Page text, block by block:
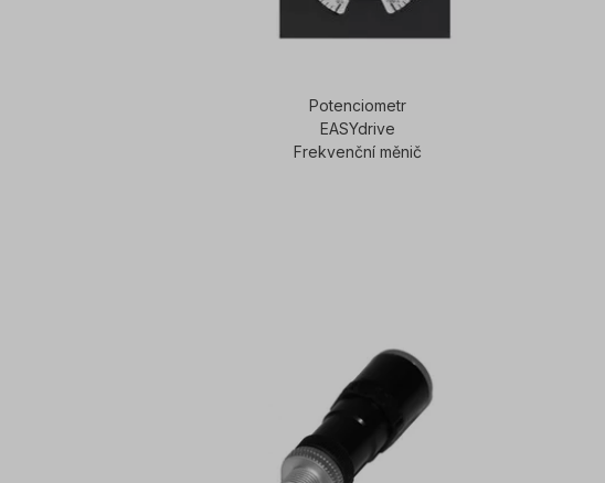
Potenciometr
EASYdrive
Frekvenční měnič